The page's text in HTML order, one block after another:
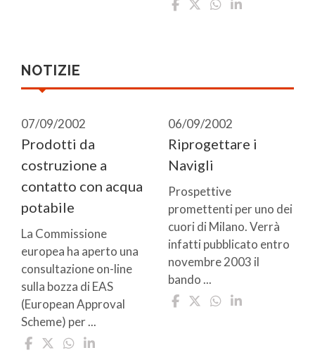
NOTIZIE
07/09/2002
Prodotti da
costruzione a
contatto con acqua
potabile
La Commissione
europea ha aperto una
consultazione on-line
sulla bozza di EAS
(European Approval
Scheme) per ...
06/09/2002
Riprogettare i
Navigli
Prospettive
promettenti per uno dei
cuori di Milano. Verrà
infatti pubblicato entro
novembre 2003 il
bando ...